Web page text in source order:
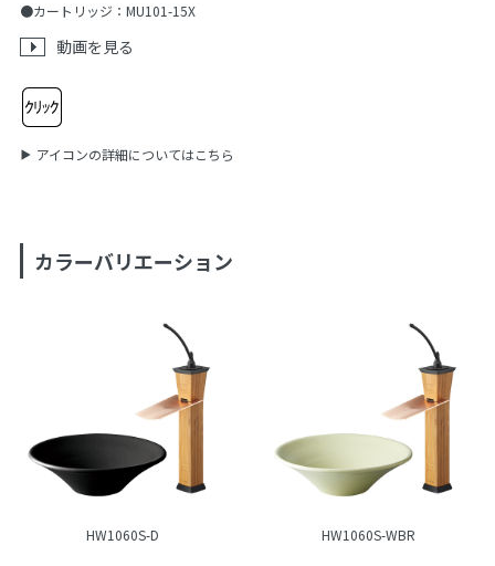
●カートリッジ：MU101-15X
動画を見る
アイコンの詳細についてはこちら
カラーバリエーション
HW1060S-D HW1060S-WBR